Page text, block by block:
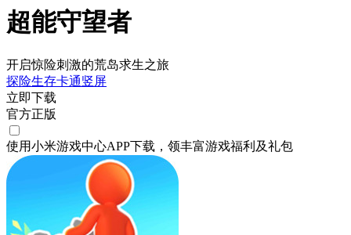
超能守望者
开启惊险刺激的荒岛求生之旅
探险生存卡通竖屏
立即下载
官方正版
使用小米游戏中心APP下载 ，领丰富游戏福利 及礼包